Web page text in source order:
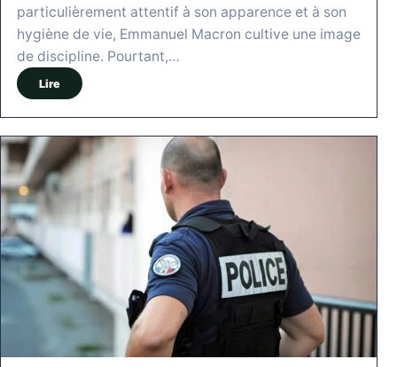
particulièrement attentif à son apparence et à son
hygiène de vie, Emmanuel Macron cultive une image
de discipline. Pourtant,…
Lire